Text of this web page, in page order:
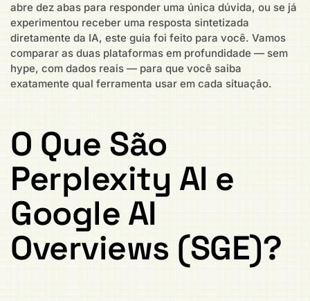
abre dez abas para responder uma única dúvida, ou se já
experimentou receber uma resposta sintetizada
diretamente da IA, este guia foi feito para você. Vamos
comparar as duas plataformas em profundidade — sem
hype, com dados reais — para que você saiba
exatamente qual ferramenta usar em cada situação.
O Que São
Perplexity AI e
Google AI
Overviews (SGE)?